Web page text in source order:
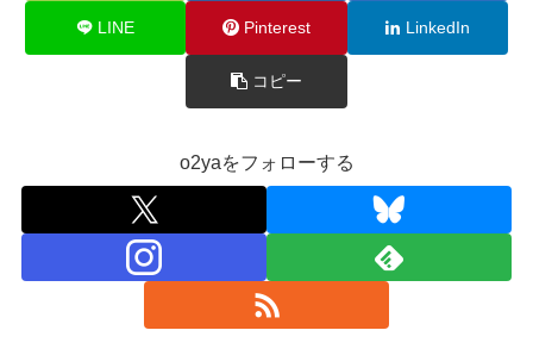
LINE Pinterest LinkedIn
コピー
o2yaをフォローする